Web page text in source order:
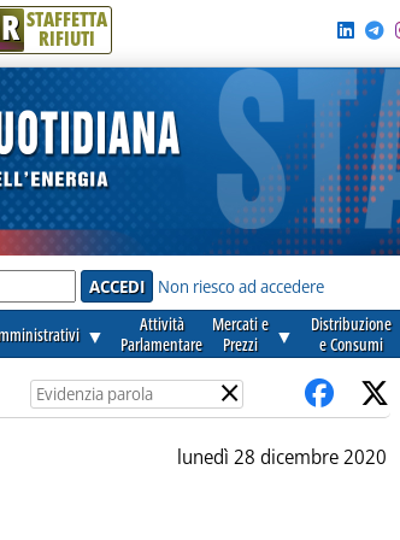
R STAFFETTA
RIFIUTI
Non riesco ad accedere
▼
Attività
Parlamentare
Mercati e
Prezzi
▼
Distribuzione
e Consumi
×
lunedì 28 dicembre 2020